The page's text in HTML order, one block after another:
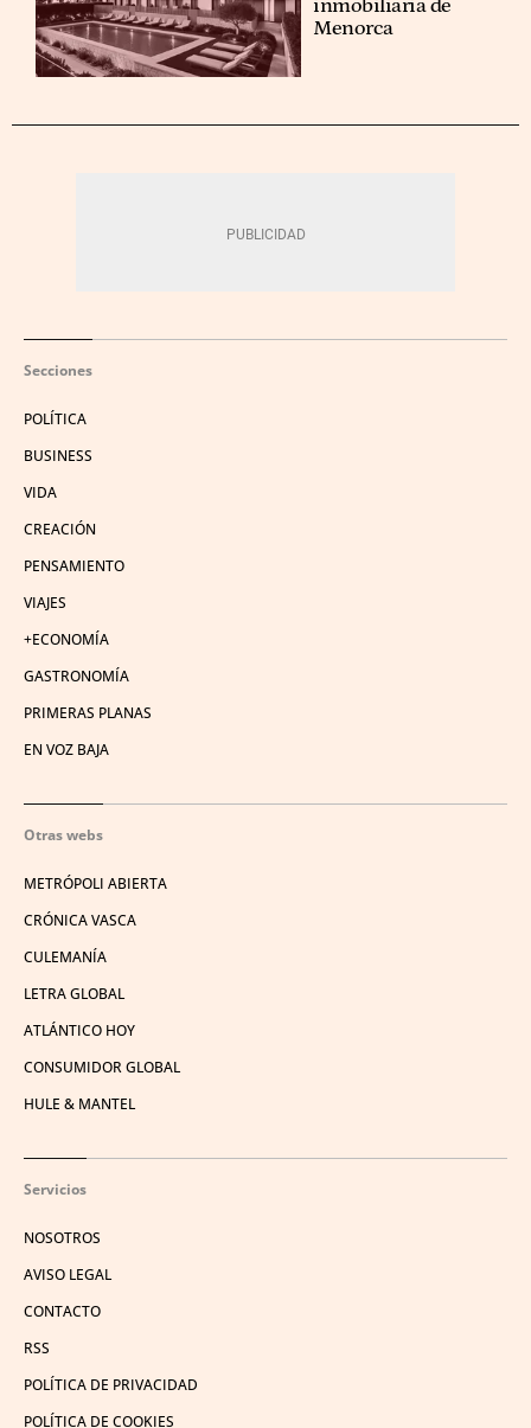
inmobiliaria de
Menorca
Secciones
POLÍTICA
BUSINESS
VIDA
CREACIÓN
PENSAMIENTO
VIAJES
+ECONOMÍA
GASTRONOMÍA
PRIMERAS PLANAS
EN VOZ BAJA
Otras webs
METRÓPOLI ABIERTA
CRÓNICA VASCA
CULEMANÍA
LETRA GLOBAL
ATLÁNTICO HOY
CONSUMIDOR GLOBAL
HULE & MANTEL
Servicios
NOSOTROS
AVISO LEGAL
CONTACTO
RSS
POLÍTICA DE PRIVACIDAD
POLÍTICA DE COOKIES